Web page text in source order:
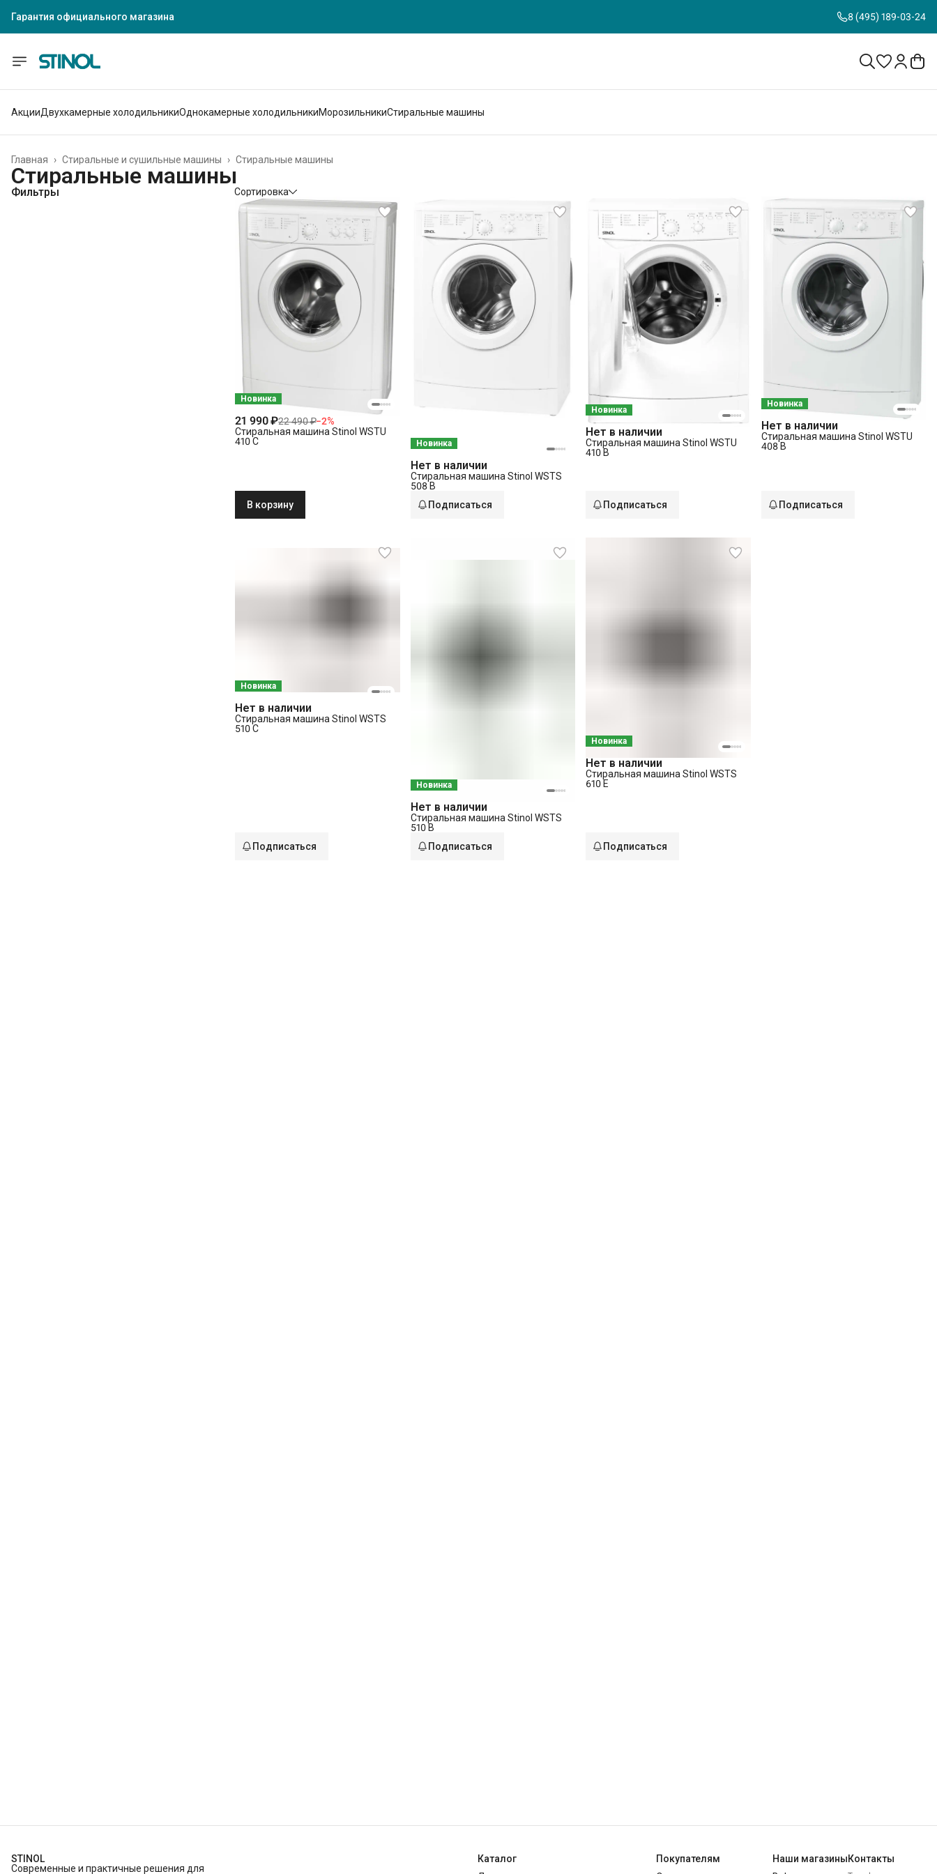
Гарантия официального магазина 8 (495) 189-03-24
АкцииДвухкамерные холодильникиОднокамерные холодильникиМорозильникиСтиральные машины
Стиральные машины
Стиральные и сушильные машины ›
Главная ›
Стиральные машины
Фильтры Сортировка
Новинка
21 990 ₽22 490 ₽−2%
Стиральная машина Stinol WSTU
410 C
В корзину
Новинка
Нет в наличии
Стиральная машина Stinol WSTS
508 B
Подписаться
Новинка
Нет в наличии
Стиральная машина Stinol WSTU
410 B
Подписаться
Новинка
Нет в наличии
Стиральная машина Stinol WSTU
408 B
Подписаться
Новинка
Нет в наличии
Стиральная машина Stinol WSTS
510 C
Подписаться
Новинка
Нет в наличии
Стиральная машина Stinol WSTS
510 B
Подписаться
Новинка
Нет в наличии
Стиральная машина Stinol WSTS
610 E
Подписаться
STINOL
Современные и практичные решения для
Каталог
Покупателям
Наши магазиныКонтакты